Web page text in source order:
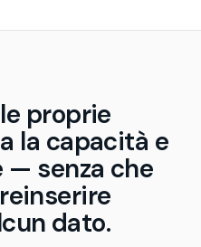
proprie
la capacità e
— senza che
dato.